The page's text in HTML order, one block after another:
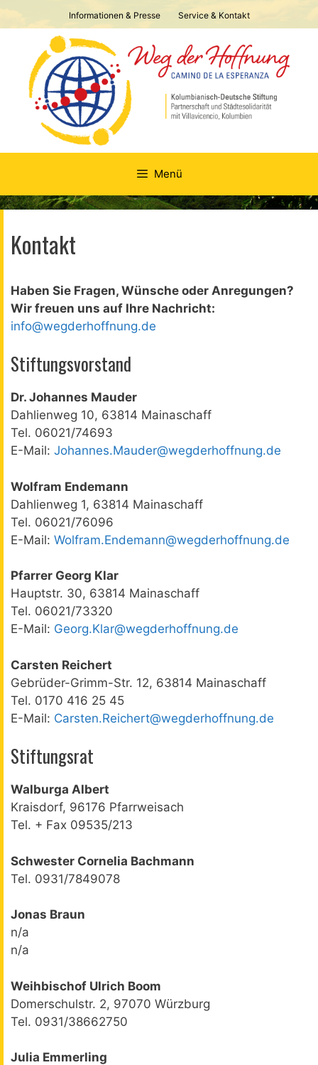
zum
Informationen & Presse Service & Kontakt
Menü
Kontakt
Haben Sie Fragen, Wünsche oder Anregungen?
Wir freuen uns auf Ihre Nachricht:
info@wegderhoffnung.de
Stiftungsvorstand
Dr. Johannes Mauder
Dahlienweg 10, 63814 Mainaschaff
Tel. 06021/74693
E-Mail: Johannes.Mauder@wegderhoffnung.de
Wolfram Endemann
Dahlienweg 1, 63814 Mainaschaff
Tel. 06021/76096
E-Mail: Wolfram.Endemann@wegderhoffnung.de
Pfarrer Georg Klar
Hauptstr. 30, 63814 Mainaschaff
Tel. 06021/73320
E-Mail: Georg.Klar@wegderhoffnung.de
Carsten Reichert
Gebrüder-Grimm-Str. 12, 63814 Mainaschaff
Tel. 0170 416 25 45
E-Mail: Carsten.Reichert@wegderhoffnung.de
Stiftungsrat
Walburga Albert
Kraisdorf, 96176 Pfarrweisach
Tel. + Fax 09535/213
Schwester Cornelia Bachmann
Tel. 0931/7849078
Jonas Braun
n/a
n/a
Weihbischof Ulrich Boom
Domerschulstr. 2, 97070 Würzburg
Tel. 0931/38662750
Julia Emmerling